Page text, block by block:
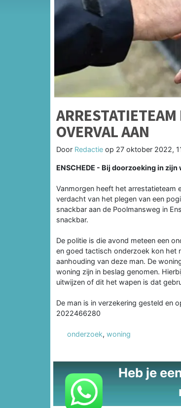
OVERVAL AAN
Door Redactie op 27 oktober 2022,
ENSCHEDE - Bij doorzoeking in
Vanmorgen heeft het arrestatieteam
verdacht van het plegen van een
snackbar aan de Poolmansweg in
snackbar.
De politie is die avond meteen een
en goed tactisch onderzoek kon het
aanhouding van deze man. De
woning zijn in beslag genomen.
uitwijzen of dit het wapen is dat
De man is in verzekering gesteld en
2022466280
onderzoek, woning
Heb je